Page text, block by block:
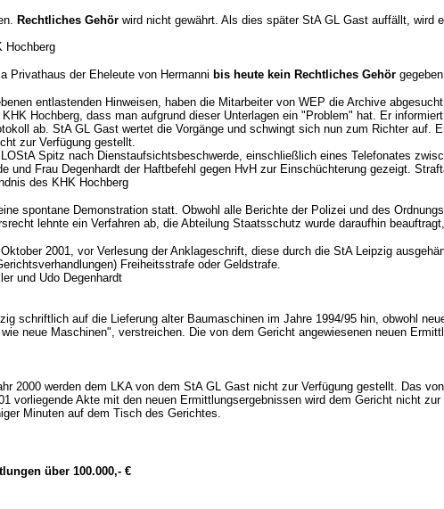
Rechtliches Gehör wird nicht gewährt. Als dies später StA GL Gast auffällt, wird
Hochberg
Privathaus der Eheleute von Hermanni bis heute kein Rechtliches Gehör
entlastenden Hinweisen, haben die Mitarbeiter von WEP die Archive
Hochberg, dass man aufgrund dieser Unterlagen ein "Problem" hat. Er
ab. StA GL Gast wertet die Vorgänge und schwingt sich nun zum Richter auf.
zur Verfügung gestellt.
Spitz nach Dienstaufsichtsbeschwerde, einschließlich eines Telefonates
und Frau Degenhardt der Haftbefehl gegen HvH zur Einschüchterung gezeigt.
des KHK Hochberg
spontane Demonstration statt. Obwohl alle Berichte der Polizei und des
lehnte ein Verfahren ab, die Abteilung Staatsschutz wurde daraufhin
2001, vor Verlesung der Anklageschrift, diese durch die StA Leipzig
Freiheitsstrafe oder Geldstrafe.
und Udo Degenhardt
schriftlich auf die Lieferung alter Baumaschinen im Jahre 1994/95 hin, obwohl
neue Maschinen", verstreichen. Die von dem Gericht angewiesenen neuen
2000 werden dem LKA von dem StA GL Gast nicht zur Verfügung gestellt. Das
vorliegende Akte mit den neuen Ermittlungsergebnissen wird dem Gericht nicht
Minuten auf dem Tisch des Gerichtes.
über 100.000,- €